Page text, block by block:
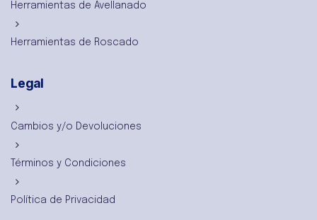
Herramientas de Avellanado
Herramientas de Roscado
Legal
Cambios y/o Devoluciones
Términos y Condiciones
Política de Privacidad